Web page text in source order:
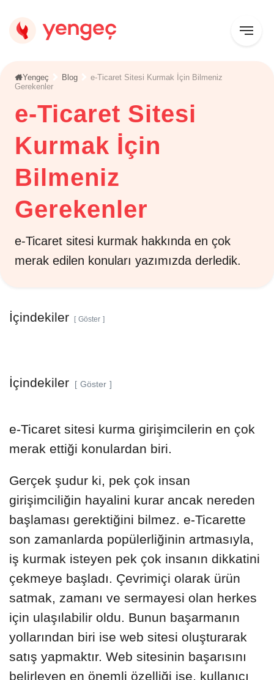
Yengeç Blog
e-Ticaret Sitesi Kurmak İçin Bilmeniz
Gerekenler
e-Ticaret Sitesi
Kurmak İçin
Bilmeniz
Gerekenler
e-Ticaret sitesi kurmak hakkında en çok
merak edilen konuları yazımızda derledik.
İçindekiler Göster
e-Ticaret sitesi kurma girişimcilerin en çok
merak ettiği konulardan biri.
Gerçek şudur ki, pek çok insan
girişimciliğin hayalini kurar ancak nereden
başlaması gerektiğini bilmez. e-Ticarette
son zamanlarda popülerliğinin artmasıyla,
iş kurmak isteyen pek çok insanın dikkatini
çekmeye başladı. Çevrimiçi olarak ürün
satmak, zamanı ve sermayesi olan herkes
için ulaşılabilir oldu. Bunun başarmanın
yollarından biri ise web sitesi oluşturarak
satış yapmaktır. Web sitesinin başarısını
belirleyen en önemli özelliği ise, kullanıcı
İçindekiler Göster